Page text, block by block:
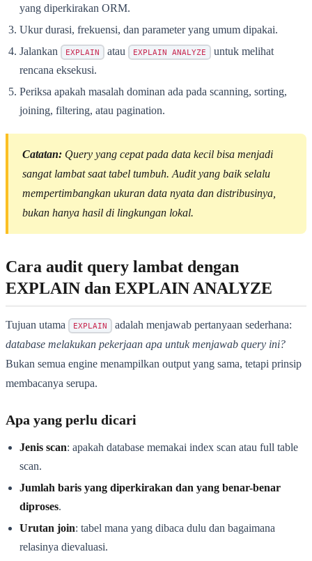
yang diperkirakan ORM.
Ukur durasi, frekuensi, dan parameter yang umum dipakai.
Jalankan
EXPLAIN atau EXPLAIN ANALYZE
untuk melihat
rencana eksekusi.
Periksa apakah masalah dominan ada pada scanning, sorting,
joining, filtering, atau pagination.
Catatan: Query yang cepat pada data kecil bisa menjadi
sangat lambat saat tabel tumbuh. Audit yang baik selalu
mempertimbangkan ukuran data nyata dan distribusinya,
bukan hanya hasil di lingkungan lokal.
Cara audit query lambat dengan
EXPLAIN dan EXPLAIN ANALYZE
Tujuan utama EXPLAIN
adalah menjawab pertanyaan sederhana:
database melakukan pekerjaan apa untuk menjawab query ini?
Bukan semua engine menampilkan output yang sama, tetapi prinsip
membacanya serupa.
Apa yang perlu dicari
Jenis scan: apakah database memakai index scan atau full table
scan.
Jumlah baris yang diperkirakan dan yang benar-benar
diproses.
Urutan join: tabel mana yang dibaca dulu dan bagaimana
relasinya dievaluasi.